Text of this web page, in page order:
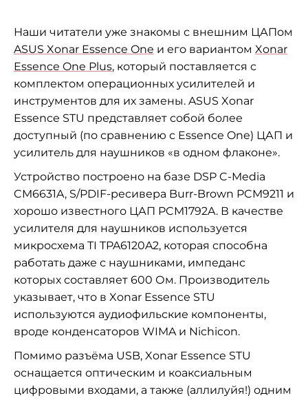
Наши читатели уже знакомы с внешним ЦАПом
ASUS Xonar Essence One и его вариантом Xonar
Essence One Plus, который поставляется с
комплектом операционных усилителей и
инструментов для их замены. ASUS Xonar
Essence STU представляет собой более
доступный (по сравнению с Essence One) ЦАП и
усилитель для наушников «в одном флаконе».
Устройство построено на базе DSP C-Media
CM6631A, S/PDIF-ресивера Burr-Brown PCM9211 и
хорошо известного ЦАП PCM1792A. В качестве
усилителя для наушников используется
микросхема TI TPA6120A2, которая способна
работать даже с наушниками, импеданс
которых составляет 600 Ом. Производитель
указывает, что в Xonar Essence STU
используются аудиофильские компоненты,
вроде конденсаторов WIMA и Nichicon.
Помимо разъёма USB, Xonar Essence STU
оснащается оптическим и коаксиальным
цифровыми входами, а также (аллилуйя!) одним